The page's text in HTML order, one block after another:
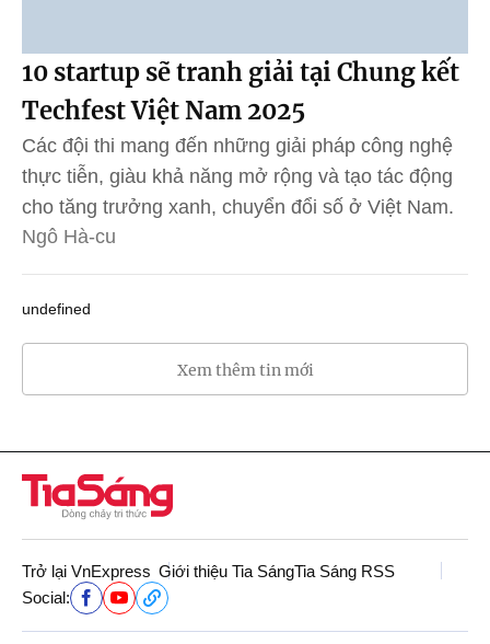
10 startup sẽ tranh giải tại Chung kết
Techfest Việt Nam 2025
Các đội thi mang đến những giải pháp công nghệ
thực tiễn, giàu khả năng mở rộng và tạo tác động
cho tăng trưởng xanh, chuyển đổi số ở Việt Nam.
Ngô Hà-cu
undefined
Xem thêm tin mới
Trở lại VnExpress Giới thiệu Tia SángTia Sáng RSS
Social: